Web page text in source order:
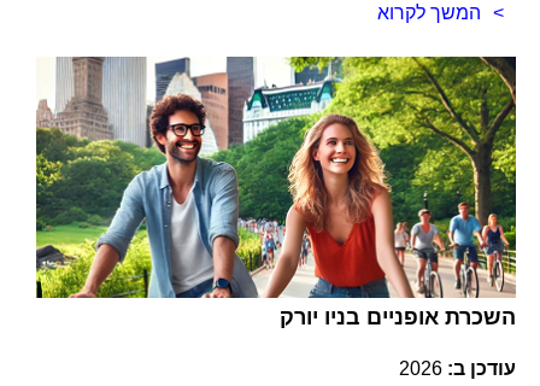
המשך לקרוא
השכרת אופניים בניו יורק
עודכן ב: 2026